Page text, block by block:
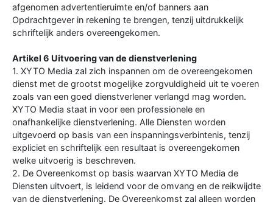
afgenomen advertentieruimte en/of banners aan
Opdrachtgever in rekening te brengen, tenzij uitdrukkelijk
schriftelijk anders overeengekomen.
Artikel 6 Uitvoering van de dienstverlening
1. XYTO Media zal zich inspannen om de overeengekomen
dienst met de grootst mogelijke zorgvuldigheid uit te voeren
zoals van een goed dienstverlener verlangd mag worden.
XYTO Media staat in voor een professionele en
onafhankelijke dienstverlening. Alle Diensten worden
uitgevoerd op basis van een inspanningsverbintenis, tenzij
expliciet en schriftelijk een resultaat is overeengekomen
welke uitvoerig is beschreven.
2. De Overeenkomst op basis waarvan XYTO Media de
Diensten uitvoert, is leidend voor de omvang en de reikwijdte
van de dienstverlening. De Overeenkomst zal alleen worden